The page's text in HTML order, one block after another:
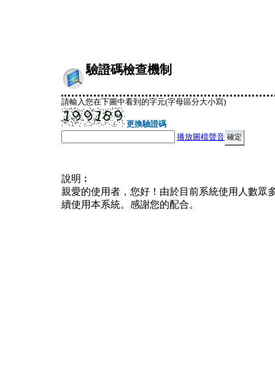
驗證碼檢查機制
請輸入您在下圖中看到的字元(字母區分大小寫)
更換驗證碼
播放圖檔聲音
說明︰
親愛的使用者，您好！由於目前系統使用人數眾
續使用本系統。感謝您的配合。